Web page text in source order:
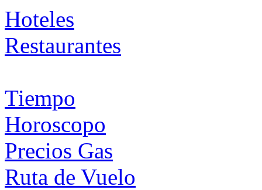
Hoteles
Restaurantes
Tiempo
Horoscopo
Precios Gas
Ruta de Vuelo